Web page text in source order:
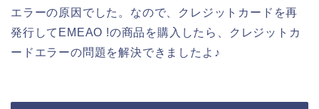
エラーの原因でした。なので、クレジットカードを再
発行してEMEAO !の商品を購入したら、クレジットカ
ードエラーの問題を解決できましたよ♪